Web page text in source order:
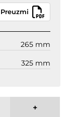
Preuzmi
265 mm
325 mm
+